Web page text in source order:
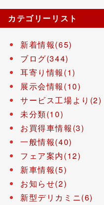
カテゴリーリスト
新着情報(65)
ブログ(344)
耳寄り情報(1)
展示会情報(10)
サービス工場より(2)
未分類(10)
お買得車情報(3)
一般情報(40)
フェア案内(12)
新車情報(5)
お知らせ(2)
新型デリカミニ(6)